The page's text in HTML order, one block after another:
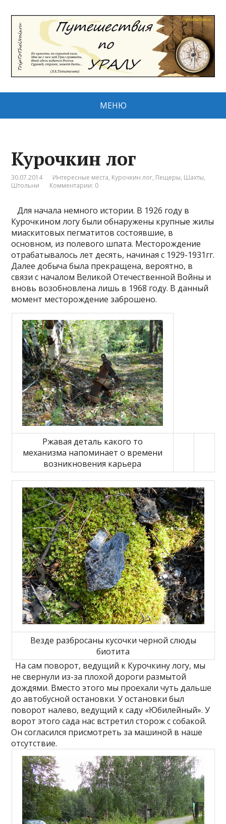
МЕНЮ
Курочкин лог
30.07.2014 Интересные места, Курочкин лог, Пещеры, Шахты,
Штольни
Комментарии: 0
Для начала немного истории. В 1926 году в
Курочкином логу были обнаружены крупные жилы
миаскитовых пегматитов состоявшие, в
основном, из полевого шпата. Месторождение
отрабатывалось лет десять, начиная с 1929-1931гг.
Далее добыча была прекращена, вероятно, в
связи с началом Великой Отечественной Войны и
вновь возобновлена лишь в 1968 году. В данный
момент месторождение заброшено.
Ржавая деталь какого то
механизма напоминает о времени
возникновения карьера
Везде разбросаны кусочки черной слюды
биотита
На сам поворот, ведущий к Курочкину логу, мы
не свернули из-за плохой дороги размытой
дождями. Вместо этого мы проехали чуть дальше
до автобусной остановки. У остановки был
поворот налево, ведущий к саду «Юбилейный». У
ворот этого сада нас встретил сторож с собакой.
Он согласился присмотреть за машиной в наше
отсутствие.